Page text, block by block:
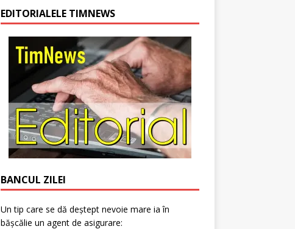
EDITORIALELE TIMNEWS
BANCUL ZILEI
Un tip care se dă deștept nevoie mare ia în
bășcălie un agent de asigurare: